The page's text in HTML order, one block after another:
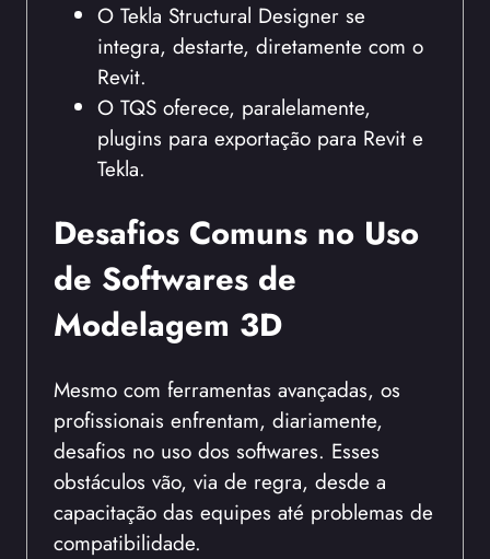
O Tekla Structural Designer se
integra, destarte, diretamente com o
Revit.
O TQS oferece, paralelamente,
plugins para exportação para Revit e
Tekla.
Desafios Comuns no Uso
de Softwares de
Modelagem 3D
Mesmo com ferramentas avançadas, os
profissionais enfrentam, diariamente,
desafios no uso dos softwares. Esses
obstáculos vão, via de regra, desde a
capacitação das equipes até problemas de
compatibilidade.